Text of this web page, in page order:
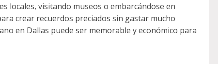
locales, visitando museos o embarcándose en
crear recuerdos preciados sin gastar mucho
en Dallas puede ser memorable y económico para